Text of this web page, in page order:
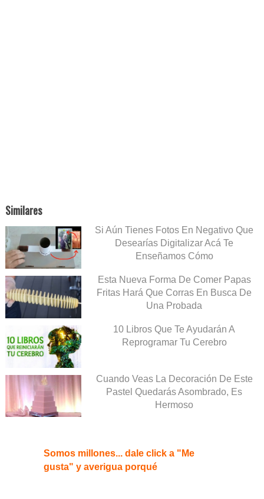
Similares
Si Aún Tienes Fotos En Negativo Que
Desearías Digitalizar Acá Te
Enseñamos Cómo
Esta Nueva Forma De Comer Papas
Fritas Hará Que Corras En Busca De
Una Probada
10 Libros Que Te Ayudarán A
Reprogramar Tu Cerebro
Cuando Veas La Decoración De Este
Pastel Quedarás Asombrado, Es
Hermoso
Somos millones... dale click a "Me
gusta" y averigua porqué